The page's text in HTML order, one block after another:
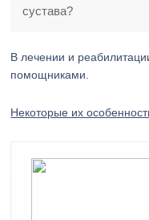
сустава?
В лечении и
помощниками.
Некоторые их